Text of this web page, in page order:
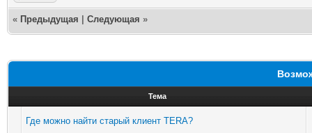
« Предыдущая Следующая »
Тема
Где можно найти старый клиент TERA?